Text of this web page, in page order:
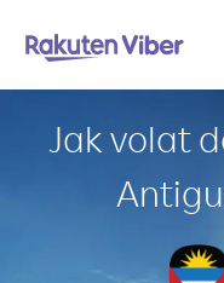
Jak volat